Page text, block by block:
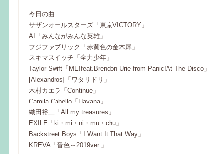
今日の曲
サザンオールスターズ「東京VICTORY」
AI「みんながみんな英雄」
フジファブリック「赤黄色の金木犀」
スキマスイッチ「全力少年」
Taylor Swift「ME!feat.Brendon Urie from Panic!At The Disco」
[Alexandros]「ワタリドリ」
木村カエラ「Continue」
Camila Cabello「Havana」
織田裕二「All my treasures」
EXILE「ki・mi・ni・mu・chu」
Backstreet Boys「I Want It That Way」
KREVA「音色～2019ver.」